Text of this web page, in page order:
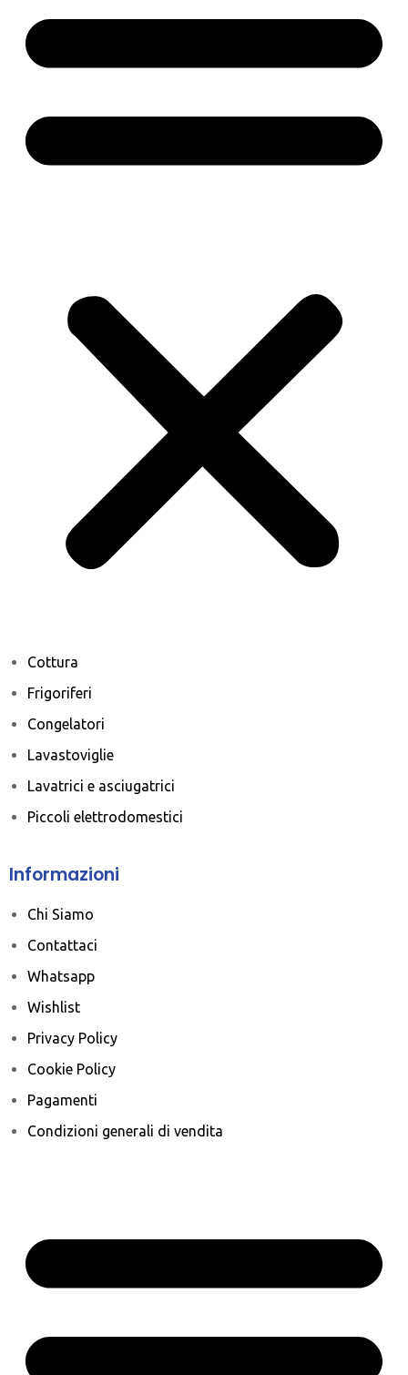
Cottura
Frigoriferi
Congelatori
Lavastoviglie
Lavatrici e asciugatrici
Piccoli elettrodomestici
Informazioni
Chi Siamo
Contattaci
Whatsapp
Wishlist
Privacy Policy
Cookie Policy
Pagamenti
Condizioni generali di vendita